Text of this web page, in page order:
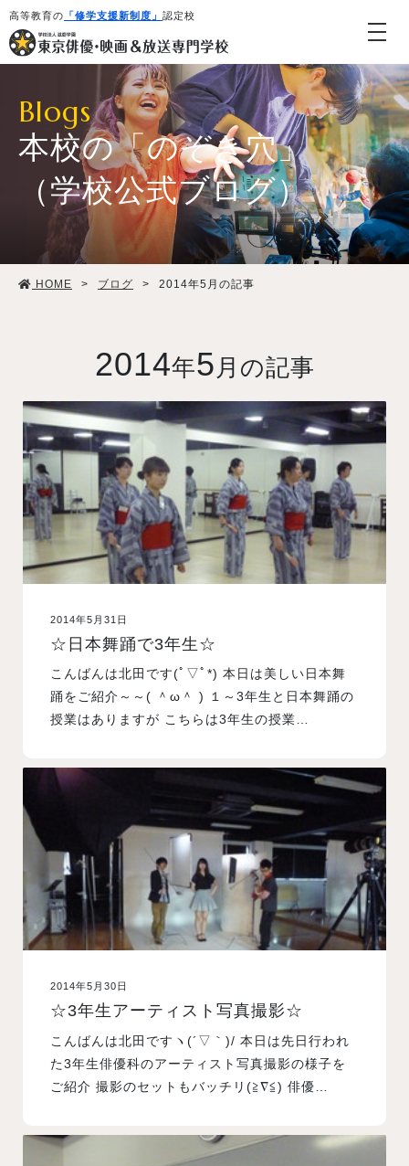
高等教育の 「修学支援新制度」 認定校
学校紹介・教育システム
就職・デビュー
入試案内
学校情報
オープンキャンパス
訪問者別メニュー
Blogs
本校の「のぞき穴」
（学校公式ブログ）
HOME > ブログ > 2014年5月の記事
2014年5 月の記事
2014年5月31日
☆日本舞踊で3年生☆
こんばんは北田です(ﾟ▽ﾟ*) 本日は美しい日本舞
踊をご紹介～～( ＾ω＾ ) １～3年生と日本舞踊の
授業はありますが こちらは3年生の授業…
2014年5月30日
☆3年生アーティスト写真撮影☆
こんばんは北田ですヽ(´▽｀)/ 本日は先日行われ
た3年生俳優科のアーティスト写真撮影の様子を
ご紹介 撮影のセットもバッチリ(≧∇≦) 俳優…